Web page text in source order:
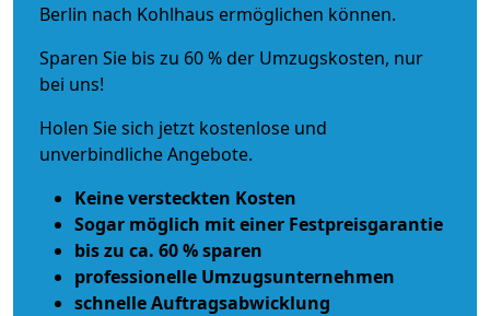
Berlin nach Kohlhaus ermöglichen können.
Sparen Sie bis zu 60 % der Umzugskosten, nur
bei uns!
Holen Sie sich jetzt kostenlose und
unverbindliche Angebote.
Keine versteckten Kosten
Sogar möglich mit einer Festpreisgarantie
bis zu ca. 60 % sparen
professionelle Umzugsunternehmen
schnelle Auftragsabwicklung